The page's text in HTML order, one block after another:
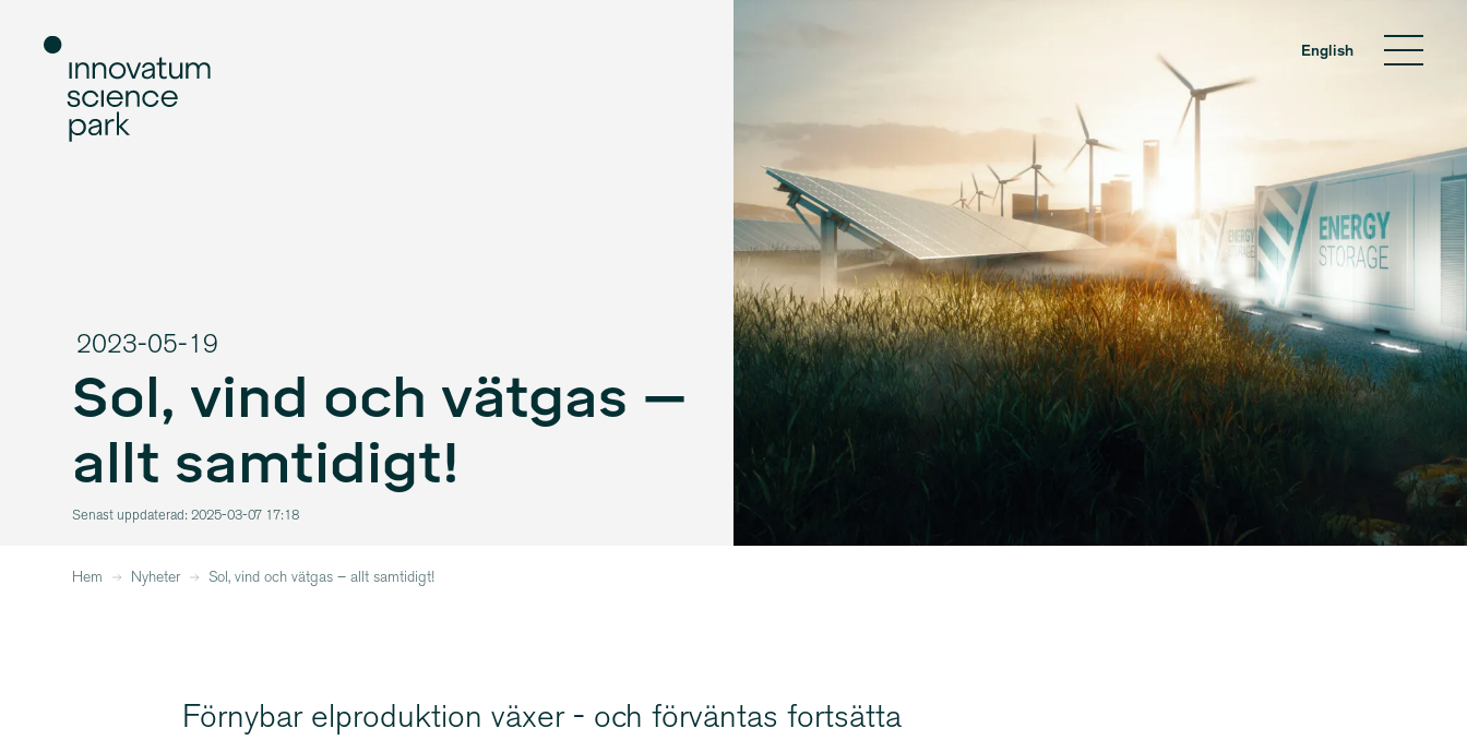
English
2023-05-19
Sol, vind och vätgas –
allt samtidigt!
Senast uppdaterad: 2025-03-07 17:18
Hem Nyheter Sol, vind och vätgas – allt samtidigt!
Förnybar elproduktion växer - och förväntas fortsätta